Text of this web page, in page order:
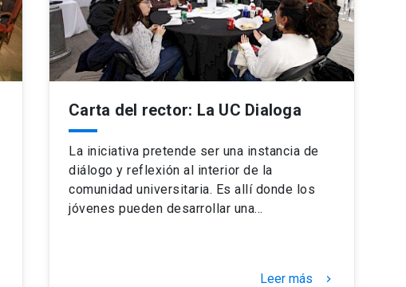
Carta del rector: La UC Dialoga
La iniciativa pretende ser una instancia de
diálogo y reflexión al interior de la
comunidad universitaria. Es allí donde los
jóvenes pueden desarrollar una…
Leer más keyboard_arrow_right